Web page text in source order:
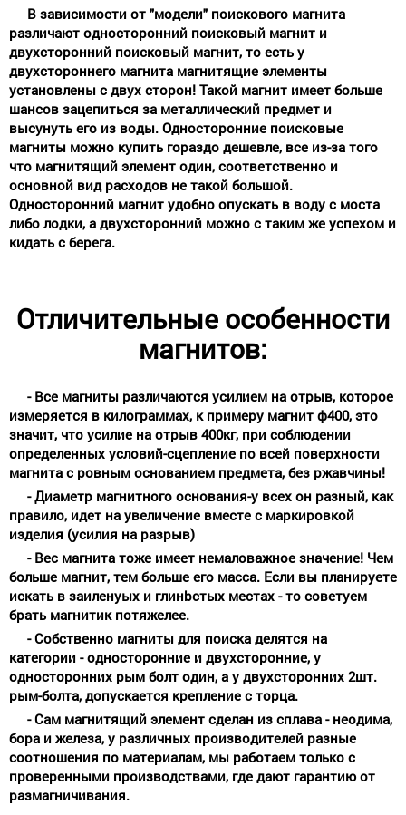
В зависимости от "модели" поискового магнита
различают односторонний поисковый магнит и
двухсторонний поисковый магнит, то есть у
двухстороннего магнита магнитящие элементы
установлены с двух сторон! Такой магнит имеет больше
шансов зацепиться за металлический предмет и
высунуть его из воды. Односторонние поисковые
магниты можно купить гораздо дешевле, все из-за того
что магнитящий элемент один, соответственно и
основной вид расходов не такой большой.
Односторонний магнит удобно опускать в воду с моста
либо лодки, а двухсторонний можно с таким же успехом и
кидать с берега.
Отличительные особенности
магнитов:
- Все магниты различаются усилием на отрыв, которое
измеряется в килограммах, к примеру магнит ф400, это
значит, что усилие на отрыв 400кг, при соблюдении
определенных условий-сцепление по всей поверхности
магнита с ровным основанием предмета, без ржавчины!
- Диаметр магнитного основания-у всех он разный, как
правило, идет на увеличение вместе с маркировкой
изделия (усилия на разрыв)
- Вес магнита тоже имеет немаловажное значение! Чем
больше магнит, тем больше его масса. Если вы планируете
искать в заиленyых и глинbстых местах - то советуем
брать магнитик потяжелее.
- Собственно магниты для поиска делятся на
категории - односторонние и двухсторонние, у
односторонних рым болт один, а у двухсторонних 2шт.
рым-болта, допускается крепление с торца.
- Сам магнитящий элемент сделан из сплава - неодима,
бора и железа, у различных производителей разные
соотношения по материалам, мы работаем только с
проверенными производствами, где дают гарантию от
размагничивания.